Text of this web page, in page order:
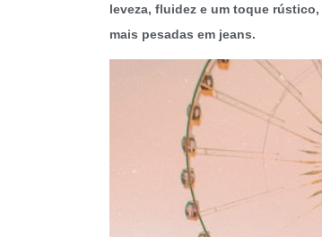
leveza, fluidez e um toque rústico,
mais pesadas em jeans.